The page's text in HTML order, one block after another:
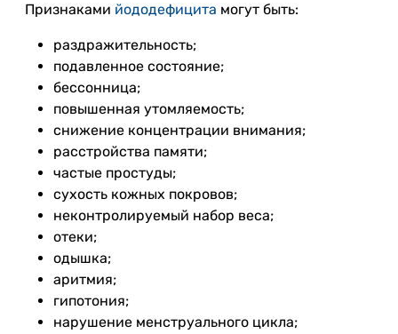
Признаками йододефицита могут быть:
раздражительность;
подавленное состояние;
бессонница;
повышенная утомляемость;
снижение концентрации внимания;
расстройства памяти;
частые простуды;
сухость кожных покровов;
неконтролируемый набор веса;
отеки;
одышка;
аритмия;
гипотония;
нарушение менструального цикла;